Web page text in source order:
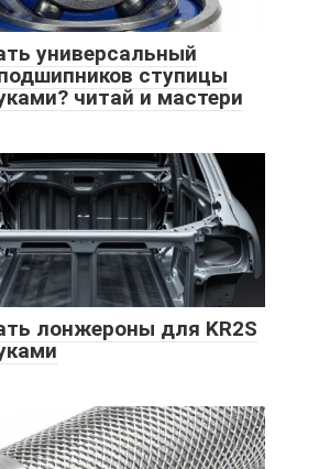
универсальный
ступицы
читай и мастери
лонжероны для KR2S